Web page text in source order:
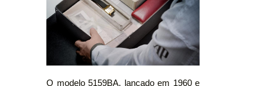
O modelo 5159BA, lançado em 1960 e